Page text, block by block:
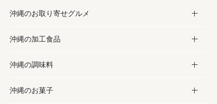
沖縄のお取り寄せグルメ
お取り寄せグルメ
フルーツ・野菜
お肉
沖縄の加工食品
加工食品
缶詰／パウチ
沖縄の調味料
調味料
沖縄のお菓子